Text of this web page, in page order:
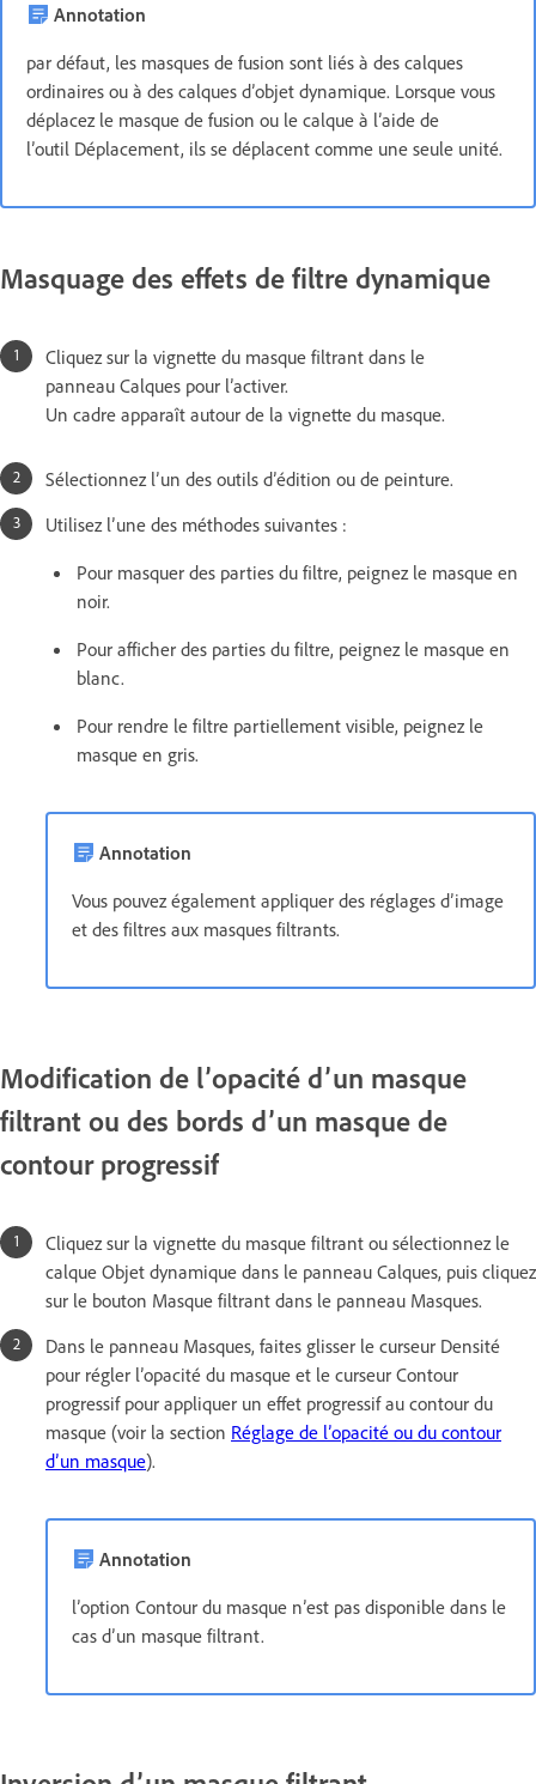
Annotation
par défaut, les masques de fusion sont liés à des calques
ordinaires ou à des calques d’objet dynamique. Lorsque vous
déplacez le masque de fusion ou le calque à l’aide de
l’outil Déplacement, ils se déplacent comme une seule unité.
Masquage des effets de filtre dynamique
Cliquez sur la vignette du masque filtrant dans le
panneau Calques pour l’activer.
Un cadre apparaît autour de la vignette du masque.
Sélectionnez l’un des outils d’édition ou de peinture.
Utilisez l’une des méthodes suivantes :
Pour masquer des parties du filtre, peignez le masque en
noir.
Pour afficher des parties du filtre, peignez le masque en
blanc.
Pour rendre le filtre partiellement visible, peignez le
masque en gris.
Annotation
Vous pouvez également appliquer des réglages d’image
et des filtres aux masques filtrants.
Modification de l’opacité d’un masque
filtrant ou des bords d’un masque de
contour progressif
Cliquez sur la vignette du masque filtrant ou sélectionnez le
calque Objet dynamique dans le panneau Calques, puis cliquez
sur le bouton Masque filtrant dans le panneau Masques.
Dans le panneau Masques, faites glisser le curseur Densité
pour régler l’opacité du masque et le curseur Contour
progressif pour appliquer un effet progressif au contour du
masque (voir la section Réglage de l’opacité ou du contour
d’un masque).
Annotation
l’option Contour du masque n’est pas disponible dans le
cas d’un masque filtrant.